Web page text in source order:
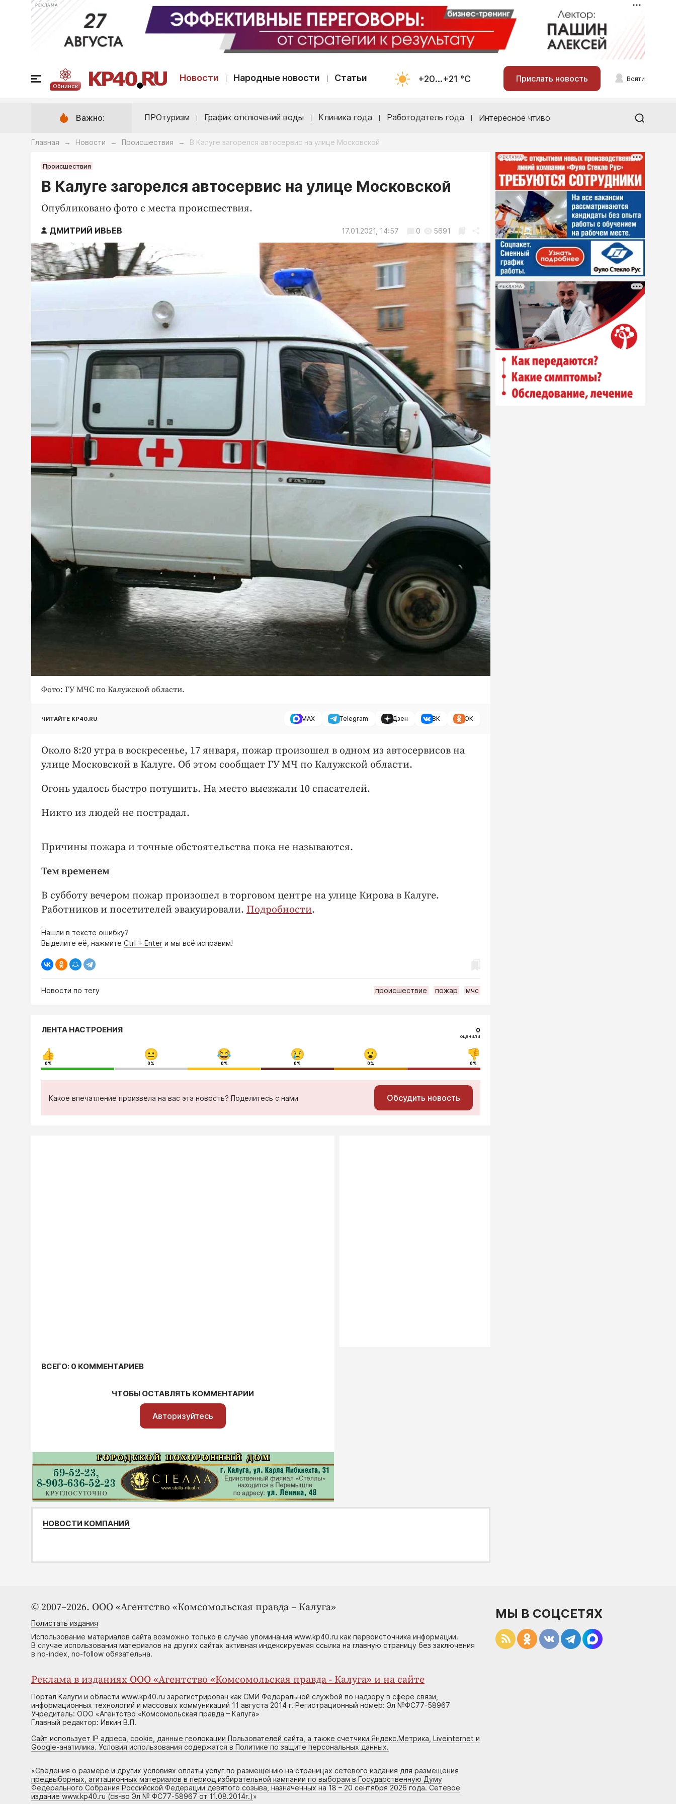
РЕКЛАМА
Обнинск
Новости Народные новости Статьи +20...+21 °С Прислать новость Войти
Важно: ПРОтуризм График отключений воды Клиника года Работодатель года Интересное чтиво
Главная → Новости → Происшествия → В Калуге загорелся автосервис на улице Московской
Происшествия
В Калуге загорелся автосервис на улице Московской
Опубликовано фото с места происшествия.
ДМИТРИЙ ИВЬЕВ 17.01.2021, 14:57 0 5691
Фото: ГУ МЧС по Калужской области.
ЧИТАЙТЕ KP40.RU: MAX Telegram Дзен ВК ОК
Около 8:20 утра в воскресенье, 17 января, пожар произошел в одном из автосервисов на
улице Московской в Калуге. Об этом сообщает ГУ МЧ по Калужской области.
Огонь удалось быстро потушить. На место выезжали 10 спасателей.
Никто из людей не пострадал.
Причины пожара и точные обстоятельства пока не называются.
Тем временем
В субботу вечером пожар произошел в торговом центре на улице Кирова в Калуге.
Работников и посетителей эвакуировали. Подробности.
Нашли в тексте ошибку?
Выделите её, нажмите Ctrl + Enter и мы всё исправим!
Новости по тегу происшествие пожар мчс
РЕКЛАМА
РЕКЛАМА
ЛЕНТА НАСТРОЕНИЯ 0
оценили
0% 0% 0% 0% 0% 0%
Какое впечатление произвела на вас эта новость? Поделитесь с нами Обсудить новость
ВСЕГО: 0 КОММЕНТАРИЕВ
ЧТОБЫ ОСТАВЛЯТЬ КОММЕНТАРИИ
Авторизуйтесь
НОВОСТИ КОМПАНИЙ
© 2007–2026. ООО «Агентство «Комсомольская правда – Калуга»
Полистать издания
Использование материалов сайта возможно только в случае упоминания www.kp40.ru как первоисточника информации.
В случае использования материалов на других сайтах активная индексируемая ссылка на главную страницу без заключения
в no-index, no-follow обязательна.
Реклама в изданиях ООО «Агентство «Комсомольская правда - Калуга» и на сайте
Портал Калуги и области www.kp40.ru зарегистрирован как СМИ Федеральной службой по надзору в сфере связи,
информационных технологий и массовых коммуникаций 11 августа 2014 г. Регистрационный номер: Эл №ФС77-58967
Учредитель: ООО «Агентство «Комсомольская правда – Калуга»
Главный редактор: Ивкин В.П.
Сайт использует IP адреса, cookie, данные геолокации Пользователей сайта, а также счетчики Яндекс.Метрика, Liveinternet и
Google-анатилика. Условия использования содержатся в Политике по защите персональных данных.
«Сведения о размере и других условиях оплаты услуг по размещению на страницах сетевого издания для размещения
предвыборных, агитационных материалов в период избирательной кампании по выборам в Государственную Думу
Федерального Собрания Российской Федерации девятого созыва, назначенных на 18 – 20 сентября 2026 года. Сетевое
издание www.kp40.ru (св-во Эл № ФС77-58967 от 11.08.2014г.)»
МЫ В СОЦСЕТЯХ